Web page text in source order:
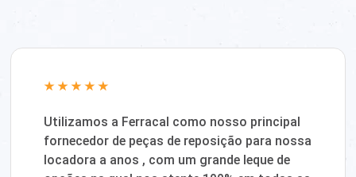
Utilizamos a Ferracal como nosso principal
fornecedor de peças de reposição para nossa
locadora a anos , com um grande leque de